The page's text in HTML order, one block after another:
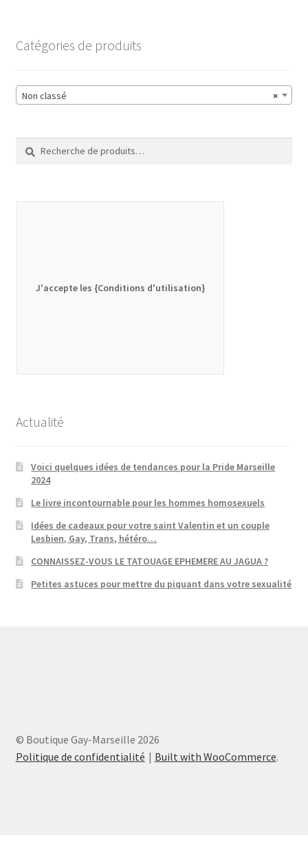
Catégories de produits
×
Non classé
pour :
J'accepte les {Conditions d'utilisation}
Actualité
Voici quelques idées de tendances pour la Pride Marseille
2024
Le livre incontournable pour les hommes homosexuels
Idées de cadeaux pour votre saint Valentin et un couple
Lesbien, Gay, Trans, hétéro…
CONNAISSEZ-VOUS LE TATOUAGE EPHEMERE AU JAGUA ?
Petites astuces pour mettre du piquant dans votre sexualité
© Boutique Gay-Marseille 2026
Politique de confidentialité
Built with WooCommerce.